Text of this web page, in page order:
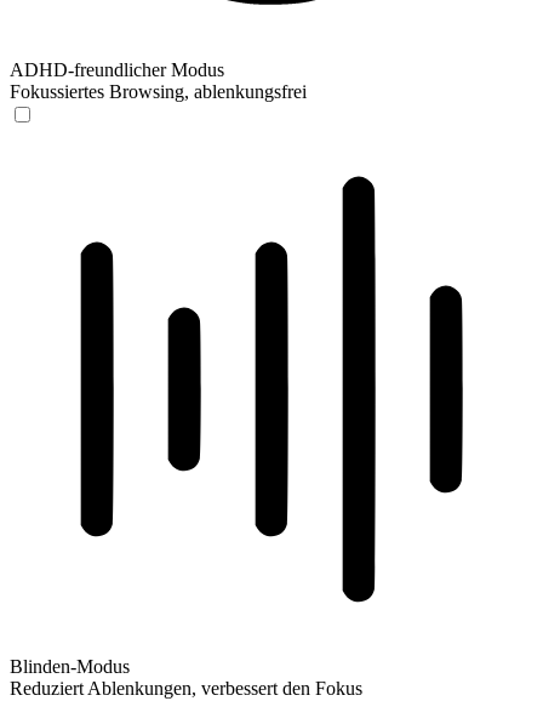
ADHD-freundlicher Modus
Fokussiertes Browsing, ablenkungsfrei
Blinden-Modus
Reduziert Ablenkungen, verbessert den Fokus